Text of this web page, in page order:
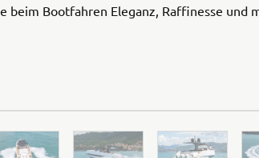
beim Bootfahren Eleganz, Raffinesse und